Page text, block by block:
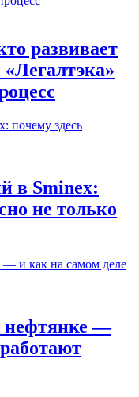
развивает
в Sminex:
не только
нефтянке —